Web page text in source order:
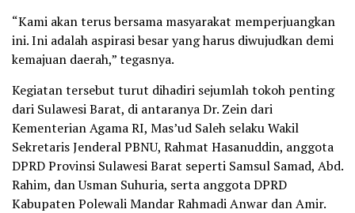
“Kami akan terus bersama masyarakat memperjuangkan
ini. Ini adalah aspirasi besar yang harus diwujudkan demi
kemajuan daerah,” tegasnya.
Kegiatan tersebut turut dihadiri sejumlah tokoh penting
dari Sulawesi Barat, di antaranya Dr. Zein dari
Kementerian Agama RI, Mas’ud Saleh selaku Wakil
Sekretaris Jenderal PBNU, Rahmat Hasanuddin, anggota
DPRD Provinsi Sulawesi Barat seperti Samsul Samad, Abd.
Rahim, dan Usman Suhuria, serta anggota DPRD
Kabupaten Polewali Mandar Rahmadi Anwar dan Amir.